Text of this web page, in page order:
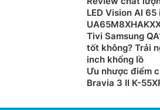
LED Vision AI 65
Tivi Samsung
tốt không? Trải
inch khổng lồ
Ưu nhược điểm
Bravia 3 II K-